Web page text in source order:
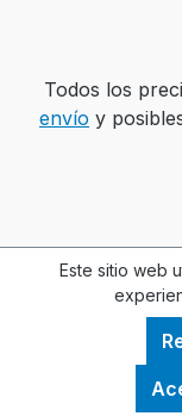
Todos los
envío y
Este sitio web